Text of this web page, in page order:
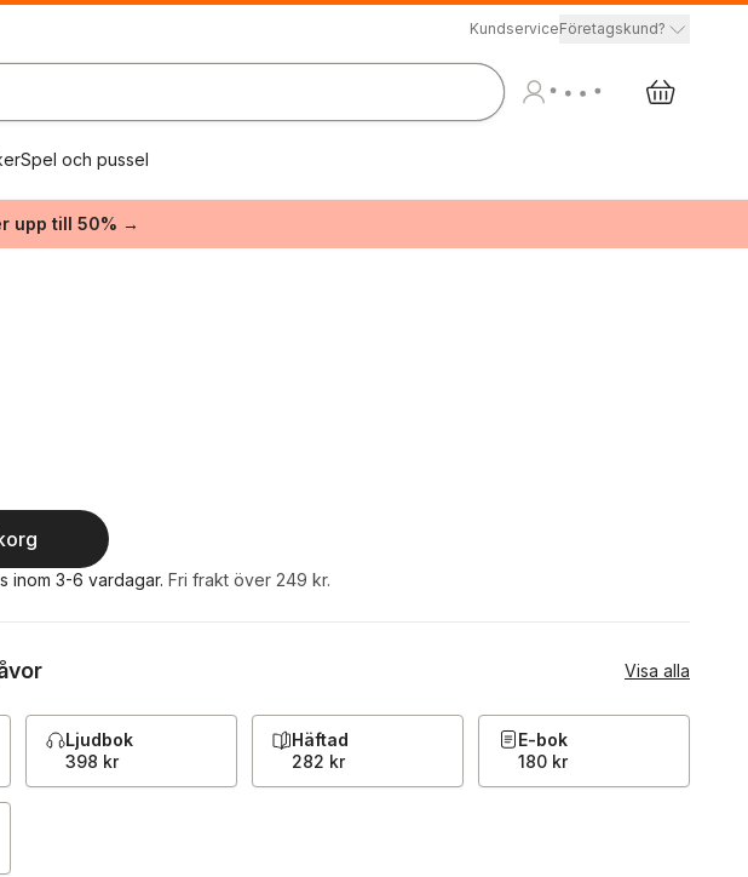
KundserviceFöretagskund?
Spel och pussel
upp till 50% →
inom 3-6 vardagar. Fri frakt över 249 kr.
Visa alla
Ljudbok
398 kr
Häftad
282 kr
E-bok
180 kr